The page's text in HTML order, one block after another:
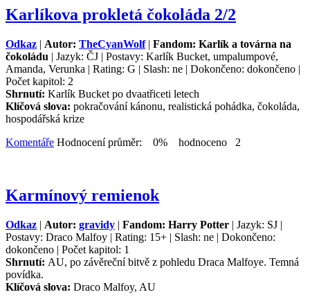
Karlíkova prokletá čokoláda 2/2
Odkaz | Autor: TheCyanWolf| Fandom: Karlík a továrna na
čokoládu | Jazyk: ČJ | Postavy: Karlík Bucket, umpalumpové,
Amanda, Verunka | Rating: G | Slash: ne | Dokončeno: dokončeno |
Počet kapitol: 2
Shrnutí: Karlík Bucket po dvaatřiceti letech
Klíčová slova: pokračování kánonu, realistická pohádka, čokoláda,
hospodářská krize
Komentáře Hodnocení průměr: 0% hodnoceno 2
Karmínový remienok
Odkaz | Autor: gravidy | Fandom: Harry Potter | Jazyk: SJ |
Postavy: Draco Malfoy | Rating: 15+ | Slash: ne | Dokončeno:
dokončeno | Počet kapitol: 1
Shrnutí: AU, po závěreční bitvě z pohledu Draca Malfoye. Temná
povídka.
Klíčová slova: Draco Malfoy, AU